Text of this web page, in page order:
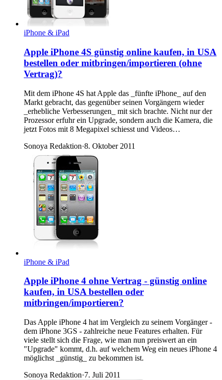
iPhone & iPad
Apple iPhone 4S günstig online kaufen, in USA
bestellen oder mitbringen/importieren (ohne
Vertrag)?
Mit dem iPhone 4S hat Apple das _fünfte iPhone_ auf den
Markt gebracht, das gegenüber seinen Vorgängern wieder
_erhebliche Verbesserungen_ mit sich brachte. Nicht nur der
Prozessor erfuhr ein Upgrade, sondern auch die Kamera, die
jetzt Fotos mit 8 Megapixel schiesst und Videos…
Sonoya Redaktion·8. Oktober 2011
iPhone & iPad
Apple iPhone 4 ohne Vertrag - günstig online
kaufen, in USA bestellen oder
mitbringen/importieren?
Das Apple iPhone 4 hat im Vergleich zu seinem Vorgänger -
dem iPhone 3GS - zahlreiche neue Features erhalten. Für
viele stellt sich die Frage, wie man nun preiswert an ein
"Upgrade" kommt, d.h. auf welchem Weg ein neues iPhone 4
möglichst _günstig_ zu bekommen ist.
Sonoya Redaktion·7. Juli 2011